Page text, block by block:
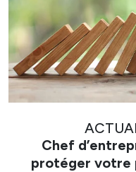
Chef
protéger votre